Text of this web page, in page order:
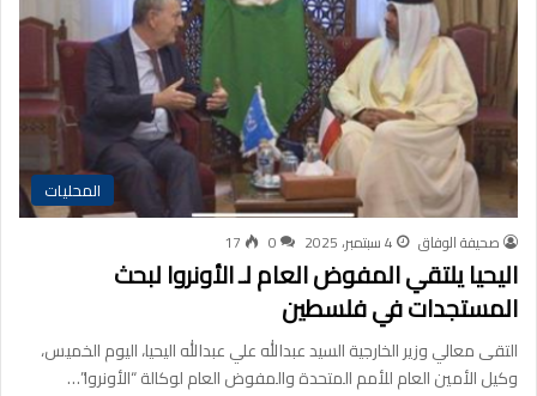
المحليات
صحيفة الوفاق 4 سبتمبر، 2025 0
17
اليحيا يلتقي المفوض العام لـ الأونروا لبحث
المستجدات في فلسطين
التقى معالي وزير الخارجية السيد عبدالله علي عبدالله اليحيا، اليوم الخميس،
وكيل الأمين العام للأمم المتحدة والمفوض العام لوكالة “الأونروا”…